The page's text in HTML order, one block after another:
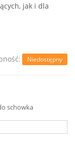
jak i dla
Niedostępny
schowka